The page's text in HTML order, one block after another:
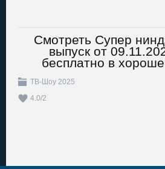
Смотреть Супер
выпуск от
бесплатно в
ТВ-Шоу 2025
4.0/2